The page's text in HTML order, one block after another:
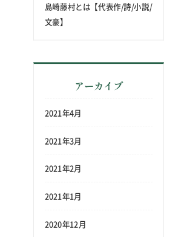
島崎藤村とは【代表作/詩/小説/
文豪】
アーカイブ
2021年4月
2021年3月
2021年2月
2021年1月
2020年12月